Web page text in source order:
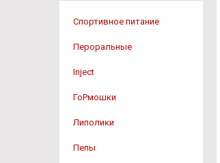
Спортивное питание
Пероральные
Inject
ГоРмошки
Липолики
Пепы